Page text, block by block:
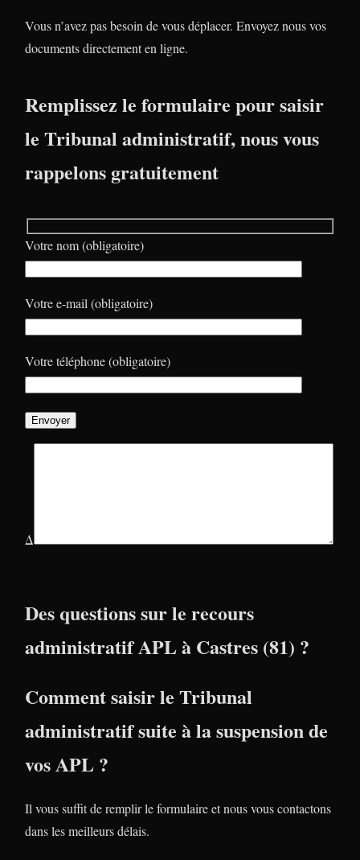
Vous n’avez pas besoin de vous déplacer. Envoyez nous vos
documents directement en ligne.
Remplissez le formulaire pour saisir
le Tribunal administratif, nous vous
rappelons gratuitement
Votre nom (obligatoire)
Votre e-mail (obligatoire)
Votre téléphone (obligatoire)
Δ
Des questions sur le recours
administratif APL à Castres (81) ?
Comment saisir le Tribunal
administratif suite à la suspension de
vos APL ?
Il vous suffit de remplir le formulaire et nous vous contactons
dans les meilleurs délais.